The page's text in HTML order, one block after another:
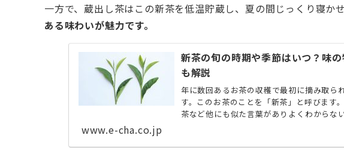
一方で、蔵出し茶はこの新茶を低温貯蔵し、夏の間じっくり寝か
ある味わいが魅力です。
新茶の旬の時期や季節はいつ？味
も解説
年に数回あるお茶の収穫で最初に摘み取ら
す。このお茶のことを「新茶」と呼びます
茶など他にも似た言葉がありよくわからな
www.e-cha.co.jp